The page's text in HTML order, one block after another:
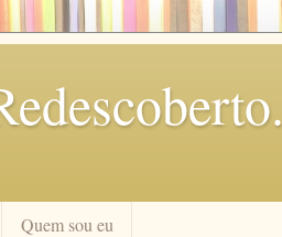
Quem sou eu